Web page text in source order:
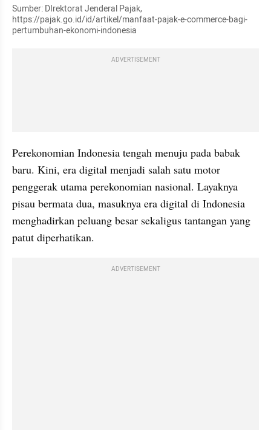
Sumber: DIrektorat Jenderal Pajak,
https://pajak.go.id/id/artikel/manfaat-pajak-e-commerce-bagi-
pertumbuhan-ekonomi-indonesia
ADVERTISEMENT
Perekonomian Indonesia tengah menuju pada babak
baru. Kini, era digital menjadi salah satu motor
penggerak utama perekonomian nasional. Layaknya
pisau bermata dua, masuknya era digital di Indonesia
menghadirkan peluang besar sekaligus tantangan yang
patut diperhatikan.
ADVERTISEMENT